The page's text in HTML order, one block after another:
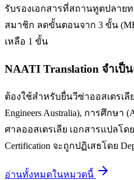
รับรองเอกสารที่สถานทูตปลายท
สมาชิก ลดขั้นตอนจาก 3 ขั้น
เหลือ 1 ขั้น
NAATI Translation จำเป็
ต้องใช้สำหรับยื่นวีซ่าออสเตรเ
Engineers Australia), การศึกษา
ศาลออสเตรเลีย เอกสารแปลโ
Certification จะถูกปฏิเสธโดย
อ่านทั้งหมดในหมวดนี้